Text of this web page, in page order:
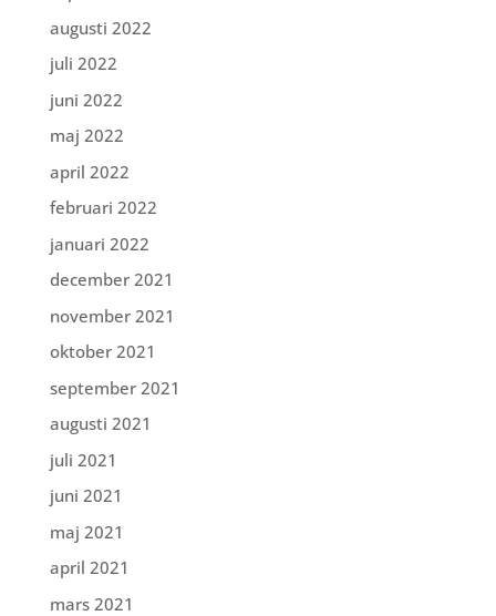
augusti 2022
juli 2022
juni 2022
maj 2022
april 2022
februari 2022
januari 2022
december 2021
november 2021
oktober 2021
september 2021
augusti 2021
juli 2021
juni 2021
maj 2021
april 2021
mars 2021